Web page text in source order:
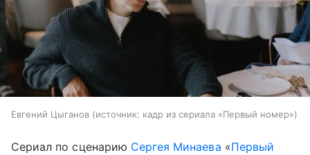
Евгений Цыганов источник: кадр из сериала «Первый номер»
Сериал по сценарию Сергея Минаева «Первый